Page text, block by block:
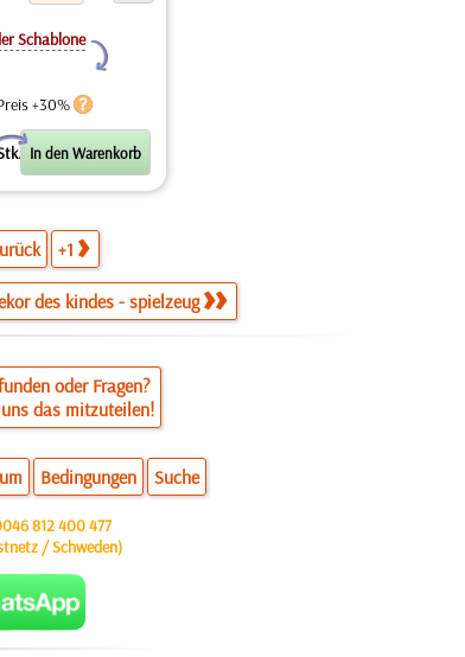
Schablone
Y
+30%
+1
des kindes - spielzeug
oder Fragen?
das mitzuteilen!
Bedingungen Suche
812 400 477
/ Schweden)